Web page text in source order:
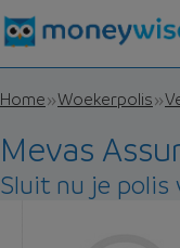
Home Woekerpolis
Mevas
Sluit nu je polis